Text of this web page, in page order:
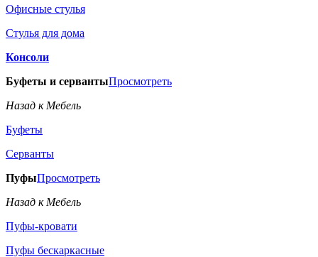
Офисные стулья
Стулья для дома
Консоли
Буфеты и сервантыПросмотреть
Назад к Мебель
Буфеты
Серванты
ПуфыПросмотреть
Назад к Мебель
Пуфы-кровати
Пуфы бескаркасные